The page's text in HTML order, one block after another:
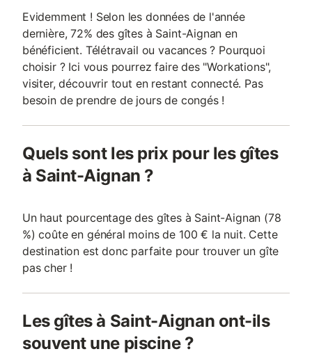
Evidemment ! Selon les données de l'année
dernière, 72% des gîtes à Saint-Aignan en
bénéficient. Télétravail ou vacances ? Pourquoi
choisir ? Ici vous pourrez faire des "Workations",
visiter, découvrir tout en restant connecté. Pas
besoin de prendre de jours de congés !
Quels sont les prix pour les gîtes
à Saint-Aignan ?
Un haut pourcentage des gîtes à Saint-Aignan (78
%) coûte en général moins de 100 € la nuit. Cette
destination est donc parfaite pour trouver un gîte
pas cher !
Les gîtes à Saint-Aignan ont-ils
souvent une piscine ?